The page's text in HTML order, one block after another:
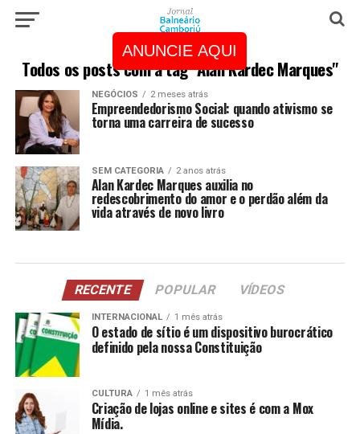
ANUNCIE AQUI
Todos os posts com a tag "Alan Kardec Marques"
NEGÓCIOS 2 meses atrás
Empreendedorismo Social: quando ativismo se
torna uma carreira de sucesso
SEM CATEGORIA 2 anos atrás
Alan Kardec Marques auxilia no
redescobrimento do amor e o perdão além da
vida através de novo livro
RECENTE POPULAR VÍDEOS
INTERNACIONAL 1 mês atrás
O estado de sítio é um dispositivo burocrático
definido pela nossa Constituição
CULTURA 1 mês atrás
Criação de lojas online e sites é com a Mox
Mídia.